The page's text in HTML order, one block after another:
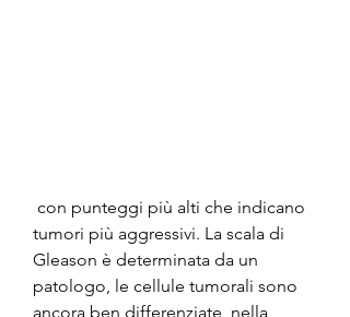
tumori più aggressivi. La scala di
Gleason è determinata da un
patologo, le cellule tumorali sono
ancora ben differenziate, nella